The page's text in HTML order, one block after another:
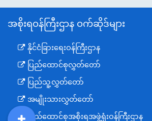
အစိုးရဝန်ကြီးဌာန ဝက်ဆိုဒ်များ
နိုင်ငံခြားရေးဝန်ကြီးဌာန
ပြည်ထောင်စုလွှတ်တော်
ပြည်သူ့လွှတ်တော်
အမျိုးသားလွှတ်တော်
ပြည်ထောင်စုအစိုးရအဖွဲ့ရုံးဝန်ကြီးဌာန